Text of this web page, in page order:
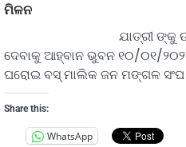
ମିଳନ
ଯାତ୍ରୀ ଙ୍କୁ ଉତ୍ତମ
ଦେବାକୁ ଆହ୍ବାନ ଭୁବନ ୧୦/୦୧/
ଘରୋଇ ବସ୍ ମାଲିକ ଜନ ମଙ୍ଗଳ
Share this:
WhatsApp